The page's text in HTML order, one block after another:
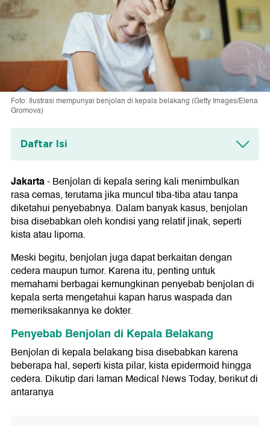
Foto: Ilustrasi mempunyai benjolan di kepala belakang (Getty Images/Elena
Gromova)
Daftar Isi
Penyebab Benjolan di Kepala Belakang
1. Kista Pilar
2. Lipoma
3. Folikulitis Kulit Kepala
4. Kista Epidermoid
5. Cedera
6. Tumor di Tulang Dasar Tengkorak
Kapan Harus Waspada?
Jakarta-Benjolan di kepala sering kali menimbulkan
rasa cemas, terutama jika muncul tiba-tiba atau tanpa
diketahui penyebabnya. Dalam banyak kasus, benjolan
bisa disebabkan oleh kondisi yang relatif jinak, seperti
kista atau lipoma.
Meski begitu, benjolan juga dapat berkaitan dengan
cedera maupun tumor. Karena itu, penting untuk
memahami berbagai kemungkinan penyebab benjolan di
kepala serta mengetahui kapan harus waspada dan
memeriksakannya ke dokter.
Penyebab Benjolan di Kepala Belakang
Benjolan di kepala belakang bisa disebabkan karena
beberapa hal, seperti kista pilar, kista epidermoid hingga
cedera. Dikutip dari laman Medical News Today, berikut di
antaranya